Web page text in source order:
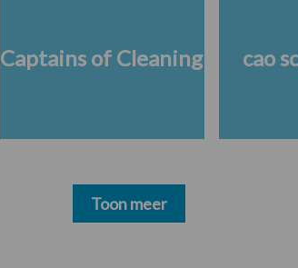
Captains of Cleaning cao
Toon meer